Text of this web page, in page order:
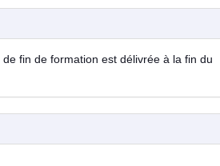
fin de formation est délivrée à la fin du